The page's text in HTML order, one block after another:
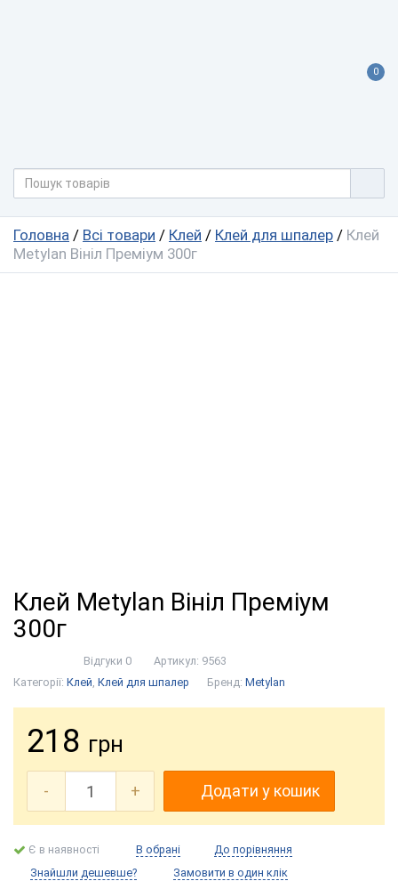
0
Головна / Всі товари / Клей / Клей для шпалер / Клей
Metylan Вініл Преміум 300г
Клей Metylan Вініл Преміум
300г
Відгуки 0 Артикул: 9563
Категорії: Клей, Клей для шпалер Бренд: Metylan
218 грн
- + Додати у кошик
Є в наявності В обрані
До порівняння
Знайшли дешевше?
Замовити в один клік